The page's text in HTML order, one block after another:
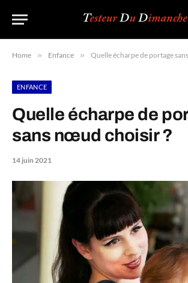
Home » Enfance » Quelle écharpe de portage
ENFANCE
Quelle écharpe de
sans nœud choisir ?
14 juin 2021